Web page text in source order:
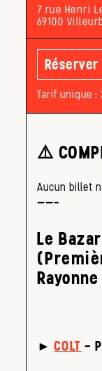
7 rue Henri
69100
Réserver
Tarif unique :
⚠️​
Aucun billet
——–
Le
► COLT –